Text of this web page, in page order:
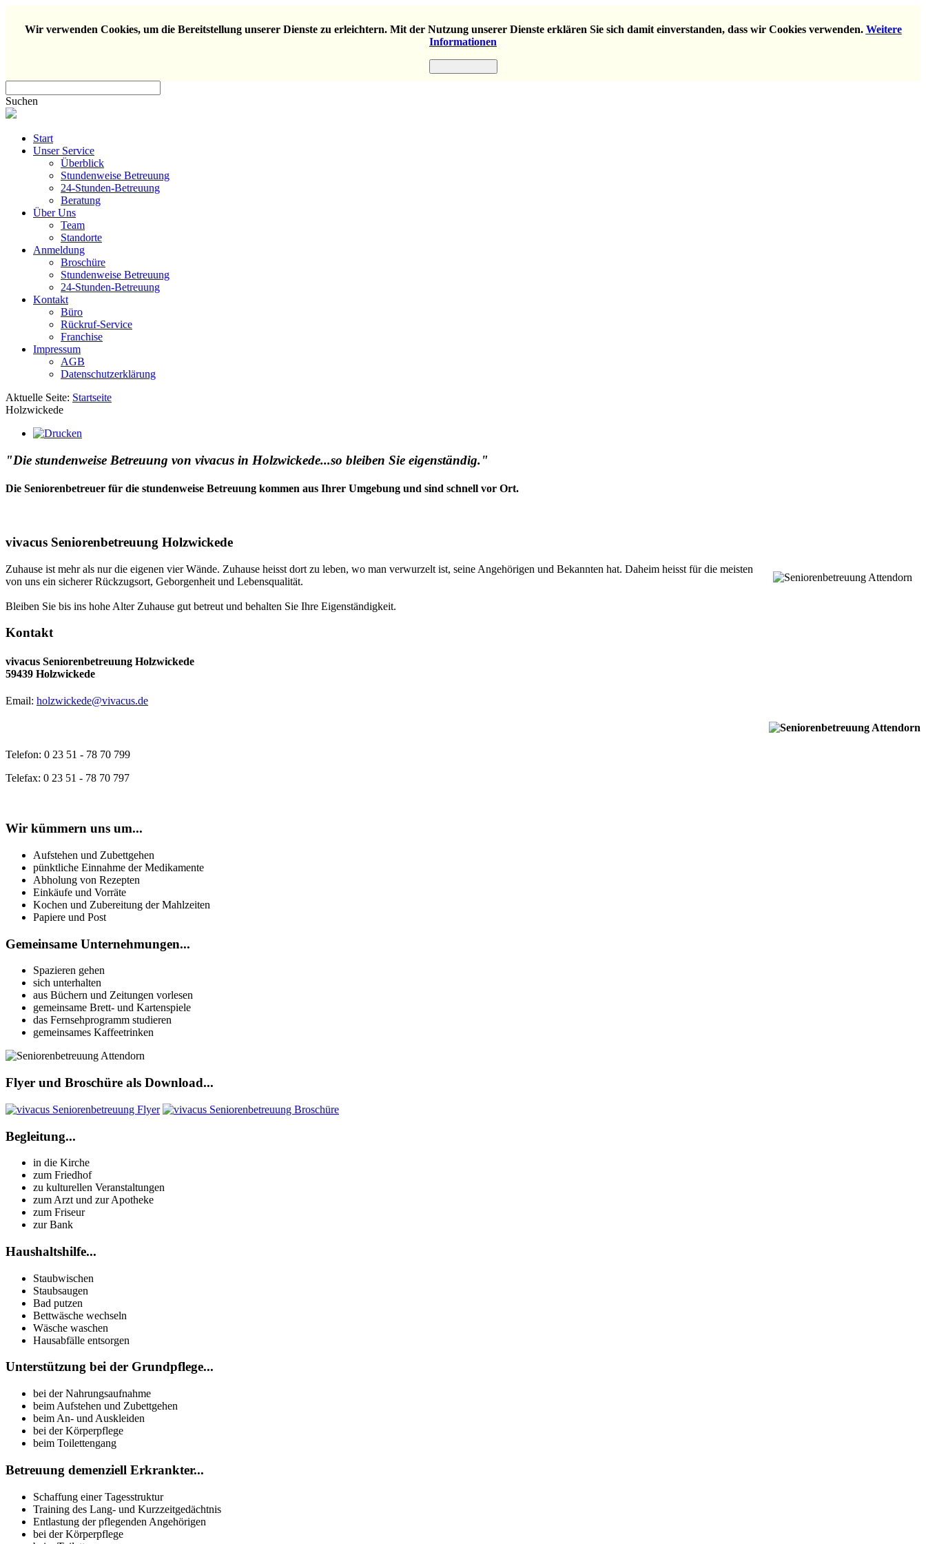
Wir verwenden Cookies, um die Bereitstellung unserer Dienste zu erleichtern. Mit der Nutzung unserer Dienste erklären Sie sich damit einverstanden, dass wir Cookies verwenden. Weitere
Informationen
Suchen
Start
Unser Service
Überblick
Stundenweise Betreuung
24-Stunden-Betreuung
Beratung
Über Uns
Team
Standorte
Anmeldung
Broschüre
Stundenweise Betreuung
24-Stunden-Betreuung
Kontakt
Büro
Rückruf-Service
Franchise
Impressum
AGB
Datenschutzerklärung
Aktuelle Seite: Startseite
Holzwickede
"Die stundenweise Betreuung von vivacus in Holzwickede...so bleiben Sie eigenständig."
Die Seniorenbetreuer für die stundenweise Betreuung kommen aus Ihrer Umgebung und sind schnell vor Ort.
vivacus Seniorenbetreuung Holzwickede
Zuhause ist mehr als nur die eigenen vier Wände. Zuhause heisst dort zu leben, wo man verwurzelt ist, seine Angehörigen und Bekannten hat. Daheim heisst für die meisten
von uns ein sicherer Rückzugsort, Geborgenheit und Lebensqualität.
Bleiben Sie bis ins hohe Alter Zuhause gut betreut und behalten Sie Ihre Eigenständigkeit.
Kontakt
vivacus Seniorenbetreuung Holzwickede
59439 Holzwickede
Email: holzwickede@vivacus.de
Telefon: 0 23 51 - 78 70 799
Telefax: 0 23 51 - 78 70 797
Wir kümmern uns um...
Aufstehen und Zubettgehen
pünktliche Einnahme der Medikamente
Abholung von Rezepten
Einkäufe und Vorräte
Kochen und Zubereitung der Mahlzeiten
Papiere und Post
Gemeinsame Unternehmungen...
Spazieren gehen
sich unterhalten
aus Büchern und Zeitungen vorlesen
gemeinsame Brett- und Kartenspiele
das Fernsehprogramm studieren
gemeinsames Kaffeetrinken
Flyer und Broschüre als Download...
Begleitung...
in die Kirche
zum Friedhof
zu kulturellen Veranstaltungen
zum Arzt und zur Apotheke
zum Friseur
zur Bank
Haushaltshilfe...
Staubwischen
Staubsaugen
Bad putzen
Bettwäsche wechseln
Wäsche waschen
Hausabfälle entsorgen
Unterstützung bei der Grundpflege...
bei der Nahrungsaufnahme
beim Aufstehen und Zubettgehen
beim An- und Auskleiden
bei der Körperpflege
beim Toilettengang
Betreuung demenziell Erkrankter...
Schaffung einer Tagesstruktur
Training des Lang- und Kurzzeitgedächtnis
Entlastung der pflegenden Angehörigen
bei der Körperpflege